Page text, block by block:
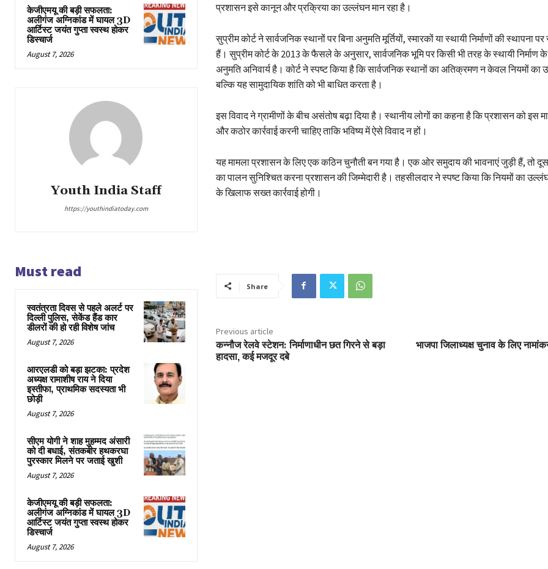
केजीएमयू की बड़ी सफलता:
अलीगंज अग्निकांड में घायल 3D
आर्टिस्ट जयंत गुप्ता स्वस्थ होकर
डिस्चार्ज
August 7, 2026
Youth India Staff
https://youthindiatoday.com
प्रशासन इसे कानून और प्रक्रिया का उल्लंघन मान रहा है।
सुप्रीम कोर्ट ने सार्वजनिक स्थानों पर बिना अनुमति मूर्तियों, स्मारकों या स्थायी निर्माणों की स्थापना
हैं। सुप्रीम कोर्ट के 2013 के फैसले के अनुसार, सार्वजनिक भूमि पर किसी भी तरह के स्थायी निर्माण
अनुमति अनिवार्य है। कोर्ट ने स्पष्ट किया है कि सार्वजनिक स्थानों का अतिक्रमण न केवल नियमों का
बल्कि यह सामुदायिक शांति को भी बाधित करता है।
इस विवाद ने ग्रामीणों के बीच असंतोष बढ़ा दिया है। स्थानीय लोगों का कहना है कि प्रशासन को इस
और कठोर कार्रवाई करनी चाहिए ताकि भविष्य में ऐसे विवाद न हों।
यह मामला प्रशासन के लिए एक कठिन चुनौती बन गया है। एक ओर समुदाय की भावनाएं जुड़ी हैं, तो
का पालन सुनिश्चित करना प्रशासन की जिम्मेदारी है। तहसीलदार ने स्पष्ट किया कि नियमों का
के खिलाफ सख्त कार्रवाई होगी।
Must read
स्वतंत्रता दिवस से पहले अलर्ट पर
दिल्ली पुलिस, सेकेंड हैंड कार
डीलरों की हो रही विशेष जांच
August 7, 2026
आरएलडी को बड़ा झटका: प्रदेश
अध्यक्ष रामाशीष राय ने दिया
इस्तीफा, प्राथमिक सदस्यता भी
छोड़ी
August 7, 2026
सीएम योगी ने शाह मुहम्मद अंसारी
को दी बधाई, संतकबीर हथकरघा
पुरस्कार मिलने पर जताई खुशी
August 7, 2026
केजीएमयू की बड़ी सफलता:
अलीगंज अग्निकांड में घायल 3D
आर्टिस्ट जयंत गुप्ता स्वस्थ होकर
डिस्चार्ज
August 7, 2026
Share
Previous article
कन्नौज रेलवे स्टेशन: निर्माणाधीन छत गिरने से बड़ा
हादसा, कई मजदूर दबे
भाजपा जिलाध्यक्ष चुनाव के लिए